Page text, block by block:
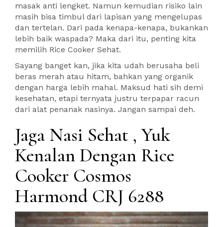
masak anti lengket. Namun kemudian risiko lain
masih bisa timbul dari lapisan yang mengelupas
dan tertelan. Dari pada kenapa-kenapa, bukankan
lebih baik waspada? Maka dari itu, penting kita
memilih Rice Cooker Sehat.
Sayang banget kan, jika kita udah berusaha beli
beras merah atau hitam, bahkan yang organik
dengan harga lebih mahal. Maksud hati sih demi
kesehatan, etapi ternyata justru terpapar racun
dari alat penanak nasinya. Jangan sampai deh.
Jaga Nasi Sehat , Yuk
Kenalan Dengan Rice
Cooker Cosmos
Harmond CRJ 6288